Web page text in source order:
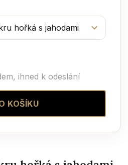
ihned k odeslání
KOŠÍKU